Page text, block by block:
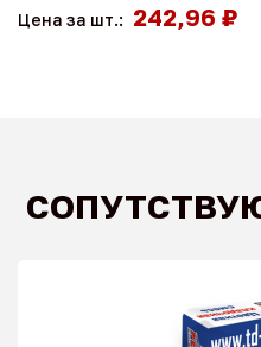
Цена за шт.: 242,96 ₽